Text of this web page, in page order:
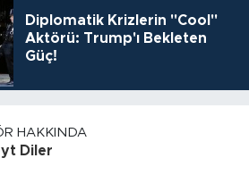
Diplomatik Krizlerin "Cool"
Aktörü: Trump'ı Bekleten
Güç!
HAKKINDA
Diler